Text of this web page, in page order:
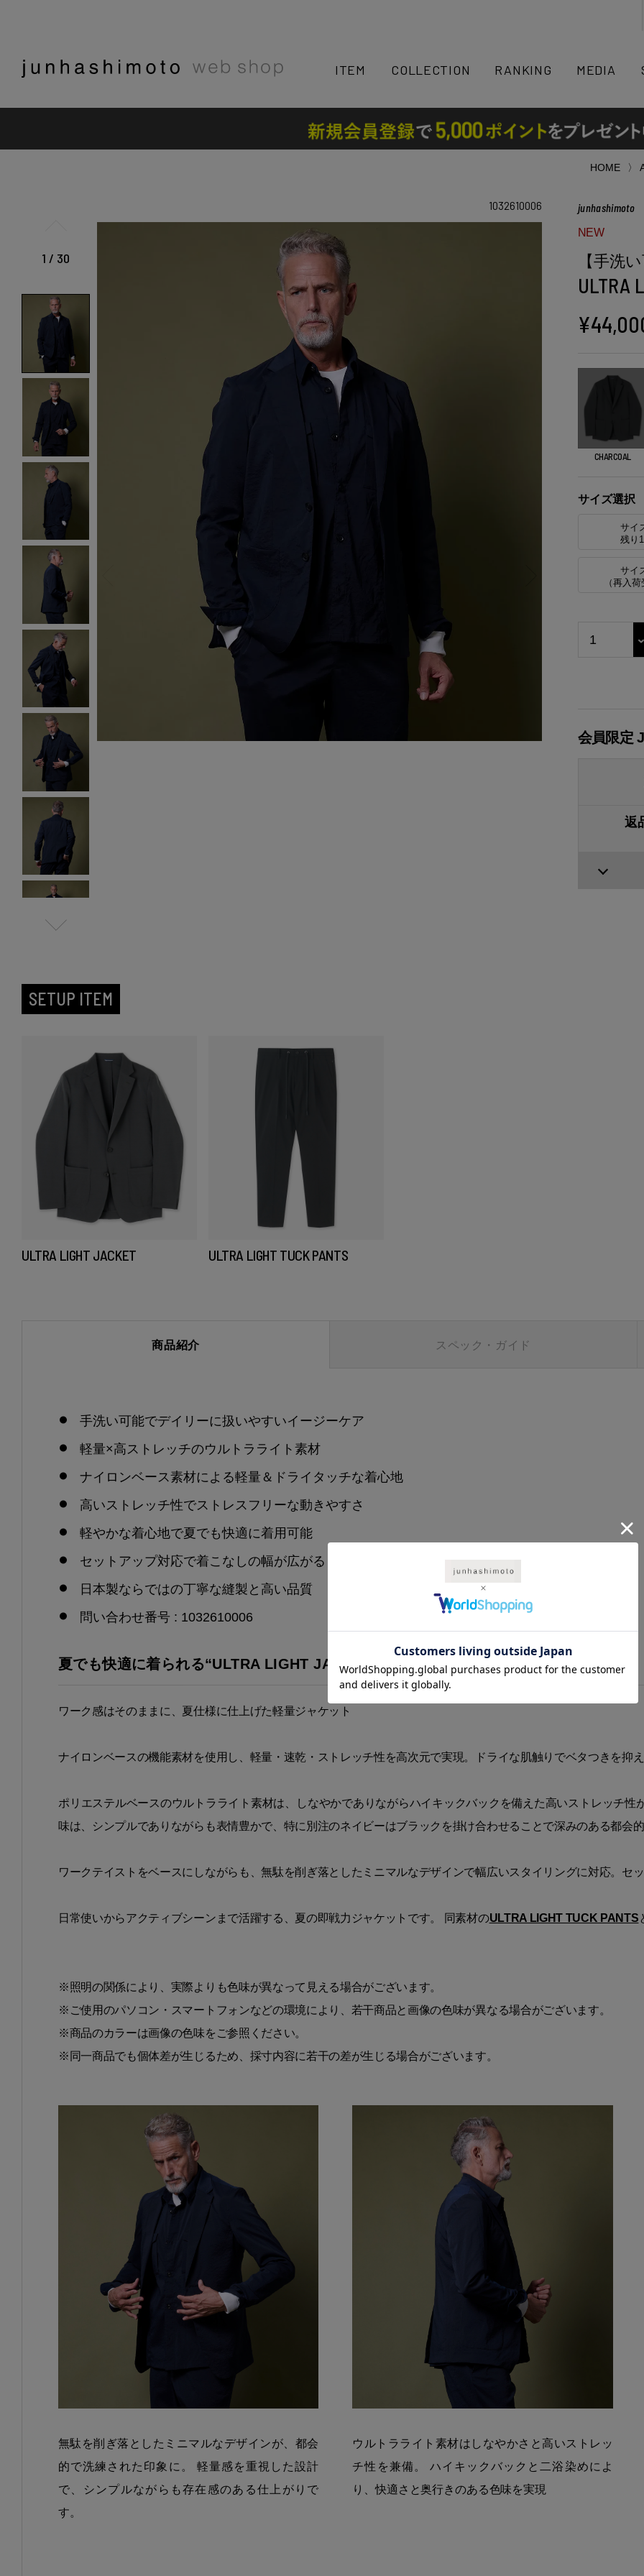
ITEM COLLECTION RANKING MEDIA
検索
HOME
1032610006
1 / 30
junhashimoto
NEW
【手洗
ULTRA
¥
CHARCOAL
サイズ選択
サイ
残り
サイ
（再入荷
会員限定
返
SETUP ITEM
ULTRA LIGHT JACKET ULTRA LIGHT TUCK PANTS
商品紹介 スペック・ガイド
手洗い可能でデイリーに扱いやすいイージーケア
軽量×高ストレッチのウルトラライト素材
ナイロンベース素材による軽量＆ドライタッチな着心地
高いストレッチ性でストレスフリーな動きやすさ
軽やかな着心地で夏でも快適に着用可能
セットアップ対応で着こなしの幅が広がる
日本製ならではの丁寧な縫製と高い品質
問い合わせ番号 : 1032610006
夏でも快適に着られる“ULTRA LIGHT JACKET”
ワーク感はそのままに、夏仕様に仕上げた軽量ジャケット
ナイロンベースの機能素材を使用し、軽量・速乾・ストレッチ性を高次元で実現。ドライな肌触りでベタつきを抑
ポリエステルベースのウルトラライト素材は、しなやかでありながらハイキックバックを備えた高いストレッチ
味は、シンプルでありながらも表情豊かで、特に別注のネイビーはブラックを掛け合わせることで深みのある都会
ワークテイストをベースにしながらも、無駄を削ぎ落としたミニマルなデザインで幅広いスタイリングに対応。セ
日常使いからアクティブシーンまで活躍する、夏の即戦力ジャケットです。 同素材のULTRA LIGHT TUCK PANTS
※照明の関係により、実際よりも色味が異なって見える場合がございます。
※ご使用のパソコン・スマートフォンなどの環境により、若干商品と画像の色味が異なる場合がございます。
※商品のカラーは画像の色味をご参照ください。
※同一商品でも個体差が生じるため、採寸内容に若干の差が生じる場合がございます。
無駄を削ぎ落としたミニマルなデザインが、都会
的で洗練された印象に。 軽量感を重視した設計
で、シンプルながらも存在感のある仕上がりで
す。
ウルトラライト素材はしなやかさと高いストレッ
チ性を兼備。 ハイキックバックと二浴染めによ
り、快適さと奥行きのある色味を実現